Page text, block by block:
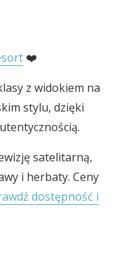
❤️
z widokiem na
stylu, dzięki
satelitarną,
i herbaty. Ceny
dostępność i